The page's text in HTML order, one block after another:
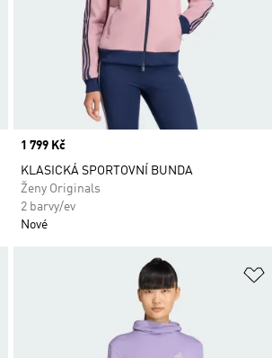
Price
1 799 Kč
KLASICKÁ SPORTOVNÍ BUNDA
Ženy Originals
2 barvy/ev
Nové
Přidat do seznamu přání